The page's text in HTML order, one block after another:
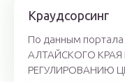
Краудсорсинг
По данным
АЛТАЙСКОГО
РЕГУЛИРОВАНИЮ